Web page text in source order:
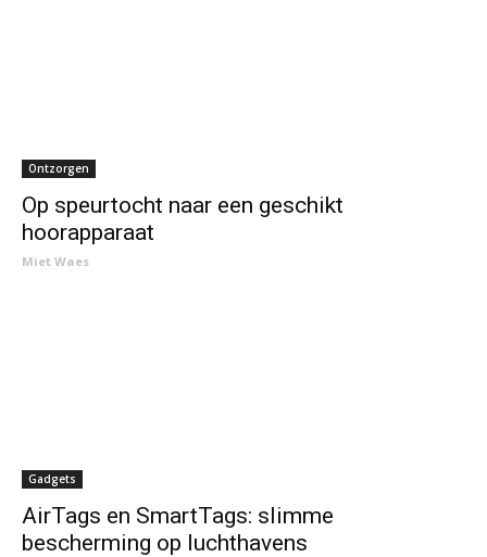
Ontzorgen
Op speurtocht naar een geschikt
hoorapparaat
Miet Waes
Gadgets
AirTags en SmartTags: slimme
bescherming op luchthavens